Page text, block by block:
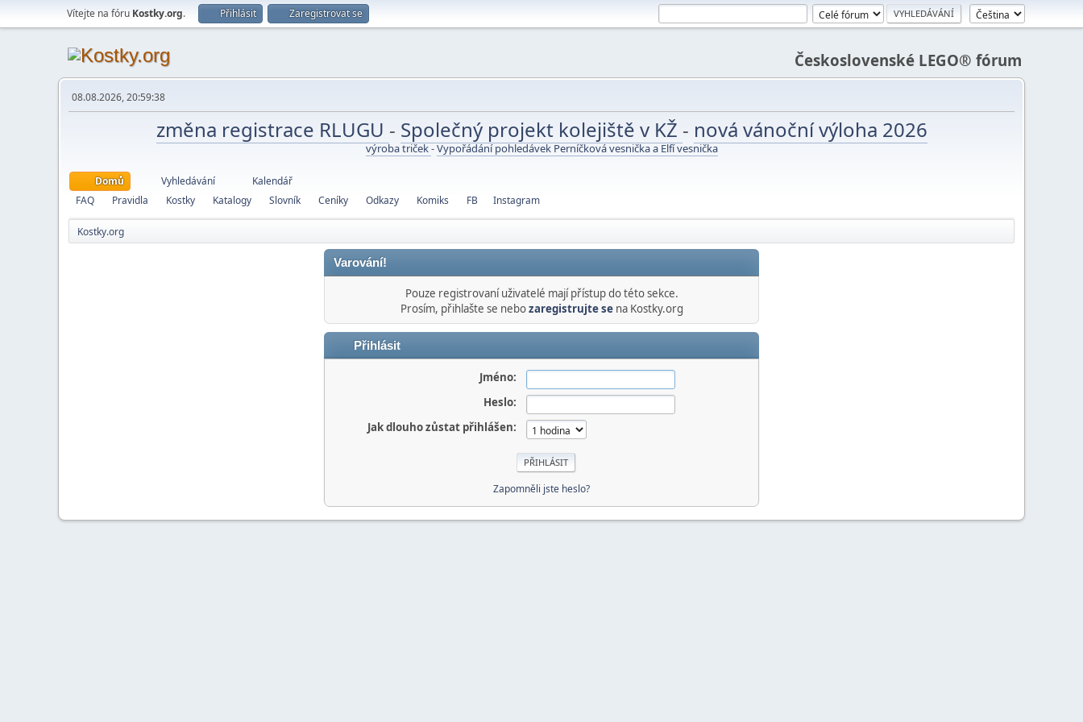
Vítejte na fóru Kostky.org. Přihlásit Zaregistrovat se
Československé LEGO® fórum
08.08.2026, 20:59:38
změna registrace RLUGU - Společný projekt kolejiště v KŽ - nová vánoční výloha 2026
výroba triček-Vypořádání pohledávek Perníčková vesnička a Elfí vesnička
Domů Vyhledávání
Kalendář
FAQ
Pravidla Kostky Katalogy Slovník Ceníky Odkazy Komiks FB Instagram
Kostky.org
Varování!
Pouze registrovaní uživatelé mají přístup do této sekce.
Prosím, přihlašte se nebozaregistrujte sena Kostky.org
Přihlásit
Jméno:
Heslo:
Jak dlouho zůstat přihlášen:
Zapomněli jste heslo?